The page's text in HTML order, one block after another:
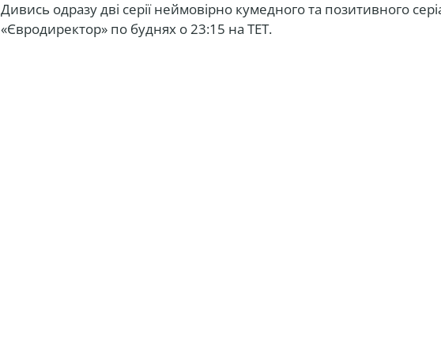
Дивись одразу дві серії неймовірно кумедного та позитивного
«Євродиректор»‎ по буднях о 23:15 на ТЕТ.